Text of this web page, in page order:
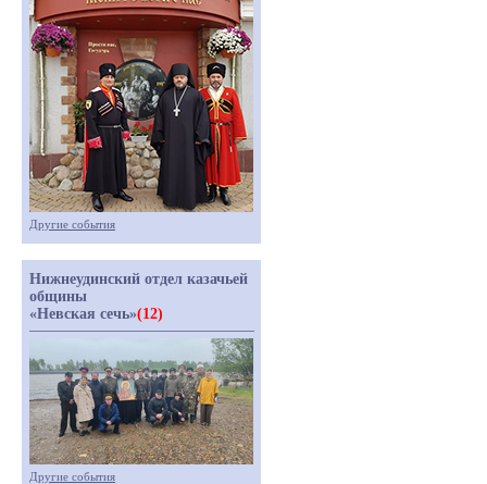
Другие события
Нижнеудинский отдел казачьей
общины
«Невская сечь»(12)
Другие события